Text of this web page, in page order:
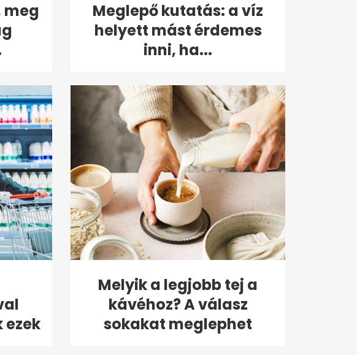
meg
Meglepő kutatás: a víz
helyett mást érdemes
inni, ha...
Melyik a legjobb tej a
kávéhoz? A válasz
sokakat meglephet